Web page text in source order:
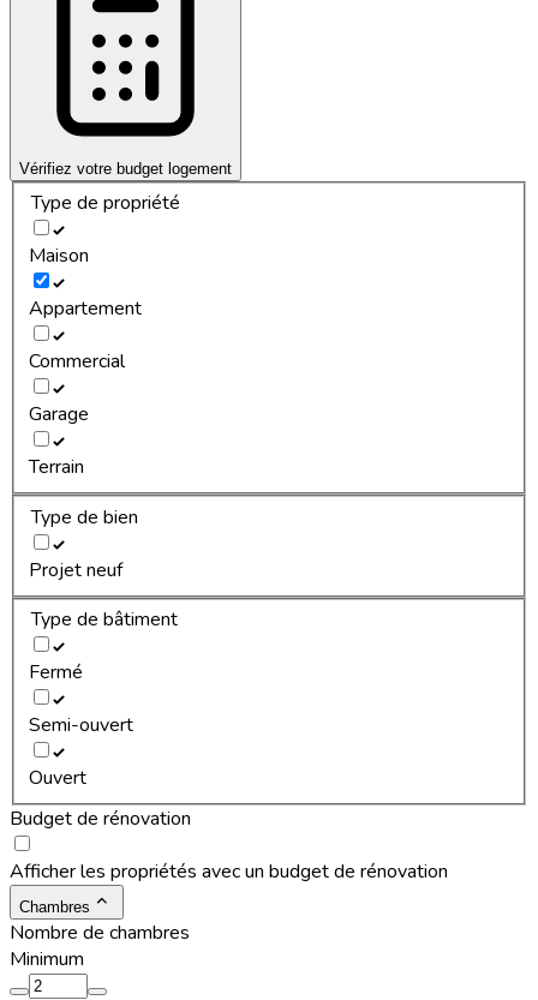
Vérifiez votre budget logement
Type de propriété
Maison
Appartement
Commercial
Garage
Terrain
Type de bien
Projet neuf
Type de bâtiment
Fermé
Semi-ouvert
Ouvert
Budget de rénovation
Afficher les propriétés avec un budget de rénovation
Chambres
Nombre de chambres
Minimum